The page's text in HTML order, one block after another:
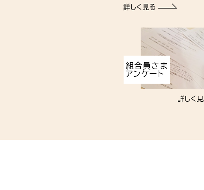
詳しく見る
組合員さま
アンケート
詳しく